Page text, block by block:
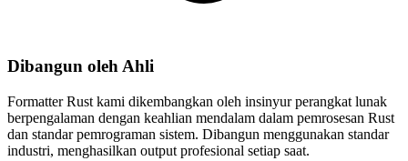
Dibangun oleh Ahli
Formatter Rust kami dikembangkan oleh insinyur perangkat lunak
berpengalaman dengan keahlian mendalam dalam pemrosesan Rust
dan standar pemrograman sistem. Dibangun menggunakan standar
industri, menghasilkan output profesional setiap saat.